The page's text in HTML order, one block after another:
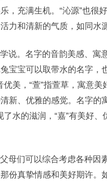
，充满生机。“沁源”也很
力和清新的气质，如同水
说。名字的音韵美感、寓
宝宝可以取带水的名字，
优美，“萱”指萱草，寓意
新、优雅的感觉。名字
了水的滋润，“嘉”有美好
母们可以综合考虑各种因
份真挚情感和美好期许。